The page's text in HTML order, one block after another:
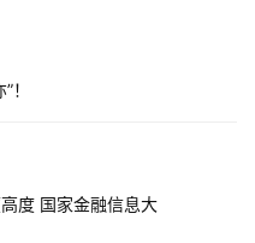
！
度 国家金融信息大